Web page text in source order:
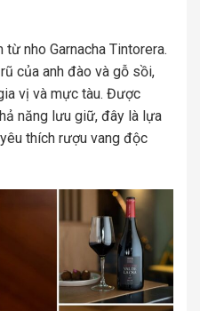
từ nho Garnacha Tintorera.
của anh đào và gỗ sồi,
vị và mực tàu. Được
năng lưu giữ, đây là lựa
thích rượu vang độc